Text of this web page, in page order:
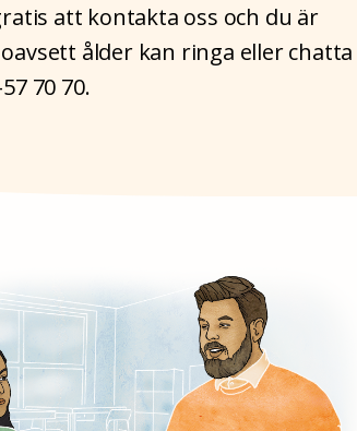
att kontakta oss och du är
ålder kan ringa eller
70 70.